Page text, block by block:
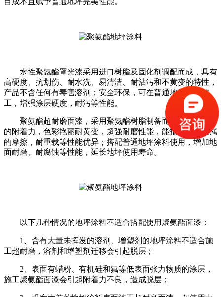
目成本且赋予普通地坪完美性能。
水性聚氨酯罩光漆采用进口树脂及固化剂调配而成，具有
高硬度、抗划伤、耐水洗、易清洁、耐沾污和不黄变的特性，
产品不含任何有毒害溶剂；安全环保，可在普通地坪涂层施
工，增强涂层硬度，耐污等性能。
聚氨酯超耐磨面漆，采用聚氨酯树脂制备而成，具有优秀
的附着力，色彩艳丽耐黄变，超强耐磨性能，能抵抗一般金属
的摩擦，耐重载等性能优异；搭配普通地坪涂料使用，增加地
面耐磨、耐腐蚀等性能，延长地坪使用寿命。
以下几种情况的地坪涂料不适合搭配使用聚氨酯面漆：
1、含有大量未挥发的溶剂、增塑剂的地坪涂料不适合施
工超耐磨，溶剂和增塑剂迁移会引起脱层；
2、表面有蜡粉、有机硅和氟等低表面张力物质的涂层，
施工聚氨酯面漆会引起附着力不良，造成脱层；